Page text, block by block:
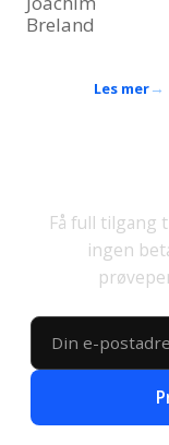
Les mer
Få full tilgang
ingen